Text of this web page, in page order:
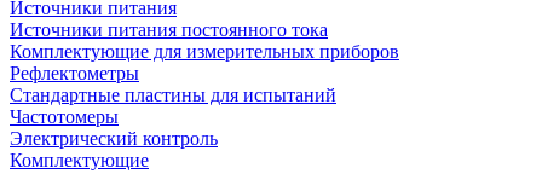
Источники питания
Источники питания постоянного тока
Комплектующие для измерительных приборов
Рефлектометры
Стандартные пластины для испытаний
Частотомеры
Электрический контроль
Комплектующие